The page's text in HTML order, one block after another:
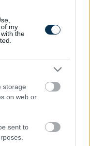
my
the
storage
on web or
sent to